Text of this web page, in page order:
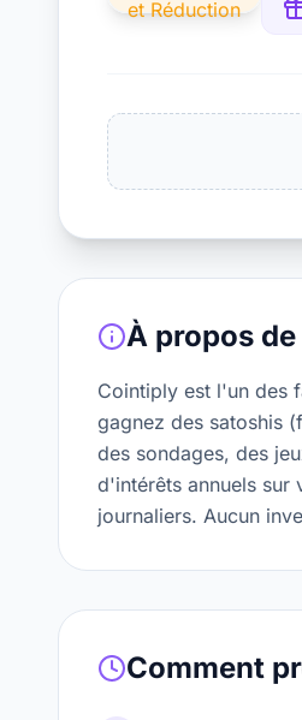
À propos de
Cointiply est l'un des
gagnez des satoshis
des sondages, des
d'intérêts annuels sur
journaliers. Aucun
Comment